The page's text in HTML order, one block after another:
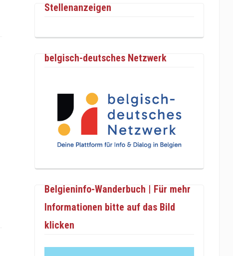
Stellenanzeigen
belgisch-deutsches Netzwerk
Belgieninfo-Wanderbuch | Für mehr
Informationen bitte auf das Bild
klicken